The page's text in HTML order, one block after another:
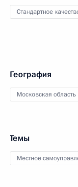
Стандартное
География
Московская область
Темы
Местное